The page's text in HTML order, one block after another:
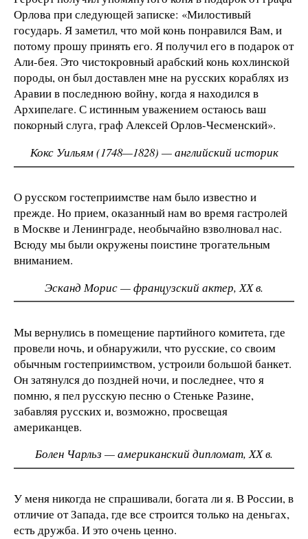
Орлова при следующей записке: «Милостивый
государь. Я заметил, что мой конь понравился Вам, и
потому прошу принять его. Я получил его в подарок от
Али-бея. Это чистокровный арабский конь кохлинской
породы, он был доставлен мне на русских кораблях из
Аравии в последнюю войну, когда я находился в
Архипелаге. С истинным уважением остаюсь ваш
покорный слуга, граф Алексей Орлов-Чесменский».
Кокс Уильям (1748—1828) — английский историк
О русском гостеприимстве нам было известно и
прежде. Но прием, оказанный нам во время гастролей
в Москве и Ленинграде, необычайно взволновал нас.
Всюду мы были окружены поистине трогательным
вниманием.
Эсканд Морис — французский актер, ХХ в.
Мы вернулись в помещение партийного комитета, где
провели ночь, и обнаружили, что русские, со своим
обычным гостеприимством, устроили большой банкет.
Он затянулся до поздней ночи, и последнее, что я
помню, я пел русскую песню о Стеньке Разине,
забавляя русских и, возможно, просвещая
американцев.
Болен Чарльз — американский дипломат, ХХ в.
У меня никогда не спрашивали, богата ли я. В России, в
отличие от Запада, где все строится только на деньгах,
есть дружба. И это очень ценно.